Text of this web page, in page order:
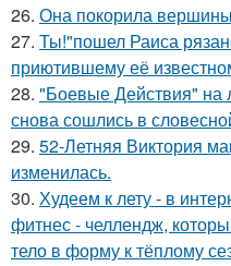
26. Она покорила
27. Ты!"пошел Раиса
приютившему её
28. "Боевые Действия" на
снова сошлись в
29. 52-Летняя Виктория
изменилась.
30. Худеем к лету - в
фитнес - челлендж,
тело в форму к тёплому